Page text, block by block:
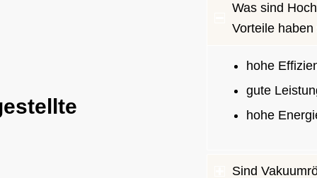
Was sind
Vorteile haben
hohe
gute
hohe
Sind